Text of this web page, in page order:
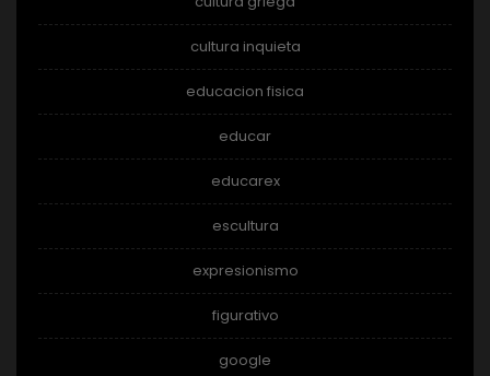
cultura inquieta
educacion fisica
educar
educarex
escultura
expresionismo
figurativo
google